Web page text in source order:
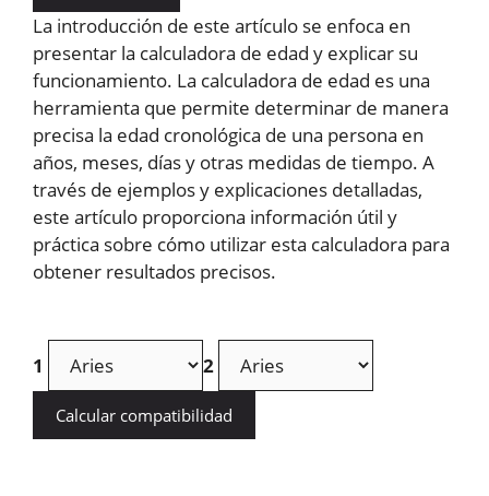
La introducción de este artículo se enfoca en
presentar la calculadora de edad y explicar su
funcionamiento. La calculadora de edad es una
herramienta que permite determinar de manera
precisa la edad cronológica de una persona en
años, meses, días y otras medidas de tiempo. A
través de ejemplos y explicaciones detalladas,
este artículo proporciona información útil y
práctica sobre cómo utilizar esta calculadora para
obtener resultados precisos.
1 2
Calcular compatibilidad